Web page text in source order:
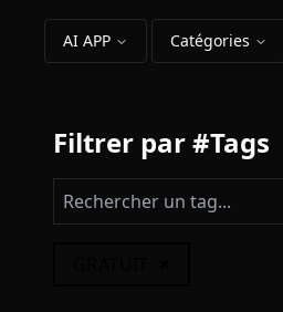
AI APP Catégories
Filtrer par #Tags